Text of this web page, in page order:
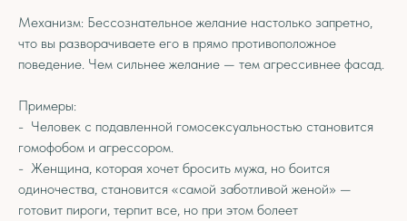
Механизм: Бессознательное желание настолько запретно,
что вы разворачиваете его в прямо противоположное
поведение. Чем сильнее желание — тем агрессивнее фасад.
Примеры:
- Человек с подавленной гомосексуальностью становится
гомофобом и агрессором.
- Женщина, которая хочет бросить мужа, но боится
одиночества, становится «самой заботливой женой» —
готовит пироги, терпит все, но при этом болеет